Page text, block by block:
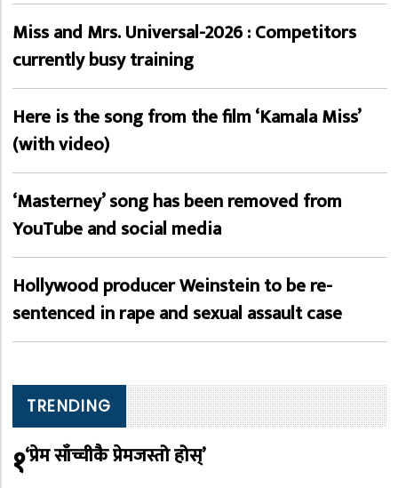
Miss and Mrs. Universal-2026 : Competitors
currently busy training
Here is the song from the film ‘Kamala Miss’
(with video)
‘Masterney’ song has been removed from
YouTube and social media
Hollywood producer Weinstein to be re-
sentenced in rape and sexual assault case
TRENDING
१‘प्रेम साँच्चीकै प्रेमजस्तो होस्’